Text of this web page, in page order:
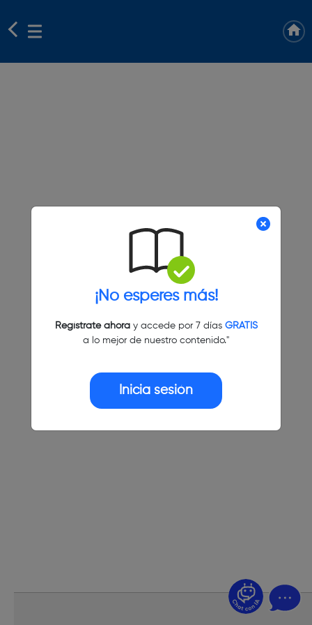
¡No esperes más!
Regístrate ahoray accede por 7 días GRATIS
a lo mejor de nuestro contenido."
Inicia sesión